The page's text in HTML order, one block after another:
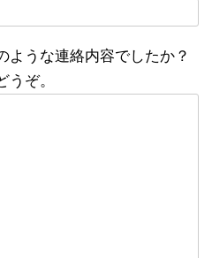
ような連絡内容でしたか？
ぞ。